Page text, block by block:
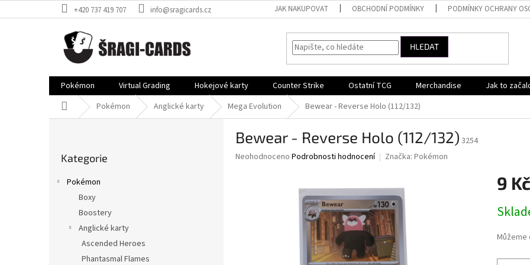
na
+420 737 419 707 info@sragicards.cz JAK NAKUPOVAT OBCHODNÍ PODMÍNKY PODMÍNKY OCHRANY
HLEDAT
Pokémon Virtual Grading Hokejové karty Counter Strike Ostatní TCG Merchandise Jak to
Domů Pokémon Anglické karty Mega Evolution Bewear - Reverse Holo (112/132)
kategorie
Kategorie
Pokémon
Boxy
Boostery
Anglické karty
Ascended Heroes
Phantasmal Flames
Bewear - Reverse Holo (112/132) 3254
Průměrné
Neohodnoceno Podrobnosti hodnocení Značka: Pokémon
9 Kč
cena:
Můžeme